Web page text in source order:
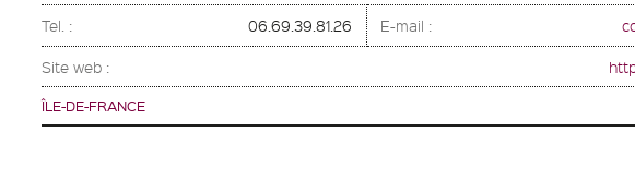
Tel. : 06.69.39.81.26 E-mail :
Site web :
ÎLE-DE-FRANCE